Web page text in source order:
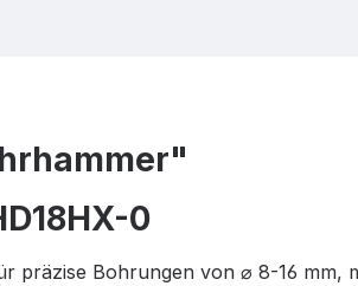
0
präzise Bohrungen von ⌀ 8-16